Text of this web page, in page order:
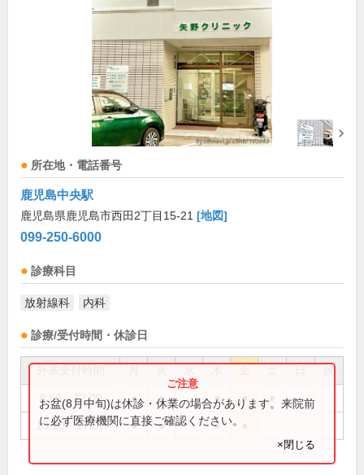
所在地・電話番号
鹿児島中央駅
鹿児島県鹿児島市西田2丁目15-21 [地図]
099-250-6000
診療科目
放射線科 内科
診療/受付時間・休診日
祝
8:50～12:00 ● ● ● ●
13:20～17:00 ● ● ●
お盆(8月中旬)は休診・休業の場合があります。来院前
に必ず医療機関に直接ご確認ください。
×閉じる